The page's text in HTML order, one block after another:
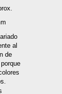
al
de